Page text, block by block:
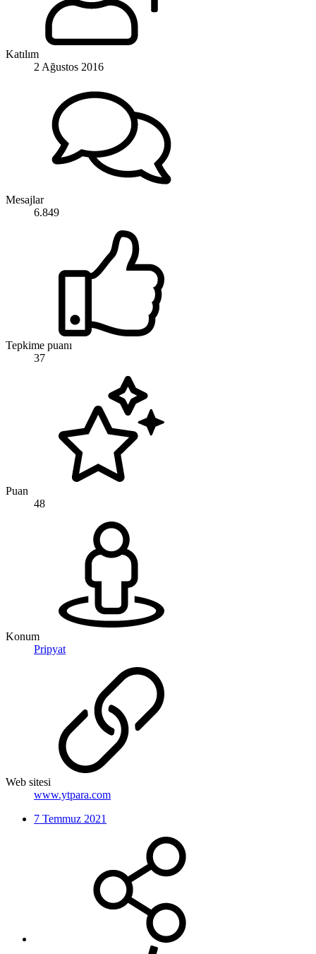
Katılım
2 Ağustos 2016
Mesajlar
6.849
Tepkime puanı
37
Puan
48
Konum
Pripyat
Web sitesi
www.ytpara.com
7 Temmuz 2021